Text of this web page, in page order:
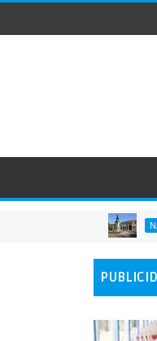
NACIONALES